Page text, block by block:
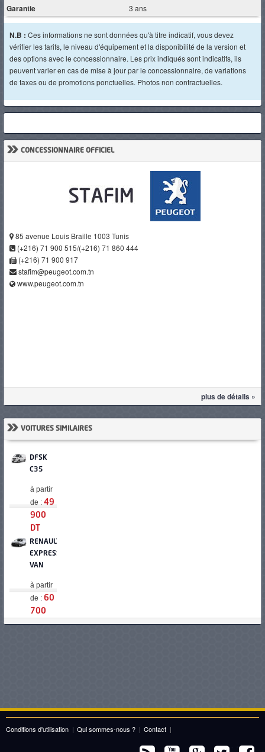
Garantie 3 ans
N.B : Ces informations ne sont données qu'à titre indicatif, vous devez
vérifier les tarifs, le niveau d'équipement et la disponibilité de la version et
des options avec le concessionnaire. Les prix indiqués sont indicatifs, ils
peuvent varier en cas de mise à jour par le concessionnaire, de variations
de taxes ou de promotions ponctuelles. Photos non contractuelles.
» CONCESSIONNAIRE OFFICIEL
85 avenue Louis Braille 1003 Tunis
(+216) 71 900 515/(+216) 71 860 444
(+216) 71 900 917
stafim@peugeot.com.tn
www.peugeot.com.tn
plus de détails »
» VOITURES SIMILAIRES
DFSK
C35
à partir
de : 49
900
DT
RENAULT
EXPRESS
VAN
à partir
de : 60
700
DT
400
DT
FIAT
Conditions d'utilisation | Qui sommes-nous ? | Contact |